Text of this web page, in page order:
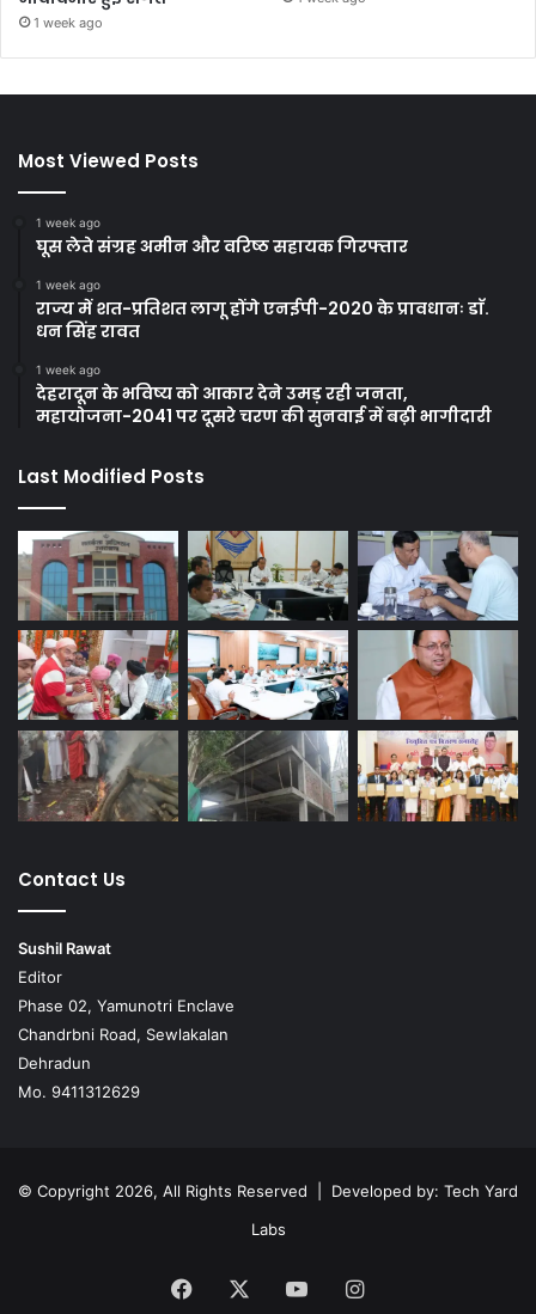
1 week ago
Most Viewed Posts
1 week ago
घूस लेते संग्रह अमीन और वरिष्ठ सहायक गिरफ्तार
1 week ago
राज्य में शत-प्रतिशत लागू होंगे एनईपी-2020 के प्रावधानः डाॅ.
धन सिंह रावत
1 week ago
देहरादून के भविष्य को आकार देने उमड़ रही जनता,
महायोजना-2041 पर दूसरे चरण की सुनवाई में बढ़ी भागीदारी
Last Modified Posts
Contact Us
Sushil Rawat
Editor
Phase 02, Yamunotri Enclave
Chandrbni Road, Sewlakalan
Dehradun
Mo. 9411312629
© Copyright 2026, All Rights Reserved | Developed by: Tech Yard
Labs
Facebook YouTubeInstagram